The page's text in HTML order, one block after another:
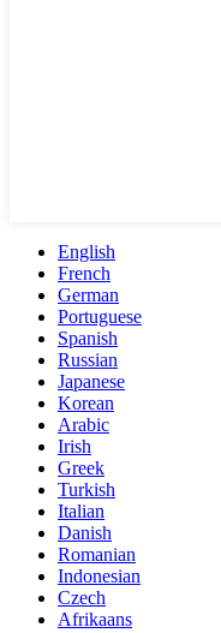
English
French
German
Portuguese
Spanish
Russian
Japanese
Korean
Arabic
Irish
Greek
Turkish
Italian
Danish
Romanian
Indonesian
Czech
Afrikaans